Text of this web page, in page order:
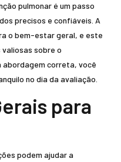
pulmonar é um passo
precisos e confiáveis. A
o bem-estar geral, e este
sobre o
abordagem correta, você
no dia da avaliação.
para
podem ajudar a